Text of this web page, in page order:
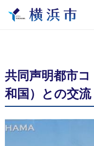
共同声明都市
和国）との交流